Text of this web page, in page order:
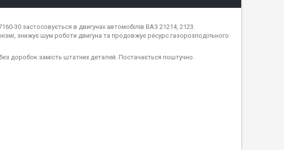
30 застосовується в двигунах автомобілів ВАЗ 21214, 2123.
знижує шум роботи двигуна та продовжує ресурс газорозподільного
доробок замість штатних деталей. Постачається поштучно.